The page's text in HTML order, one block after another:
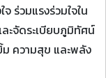
ร่วมแรงร่วมใจใน
ะจัดระเบียบภูมิทัศน์
ความสุข และพลัง